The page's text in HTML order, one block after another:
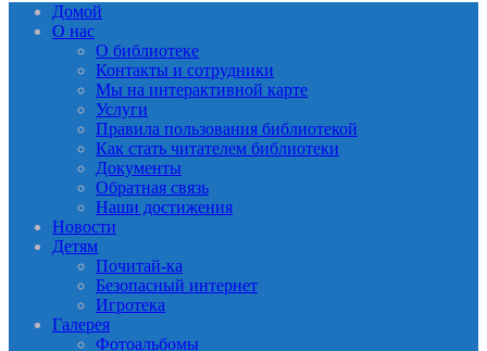
Домой
О нас
О библиотеке
Контакты и сотрудники
Мы на интерактивной карте
Услуги
Правила пользования библиотекой
Как стать читателем библиотеки
Документы
Обратная связь
Наши достижения
Новости
Детям
Почитай-ка
Безопасный интернет
Игротека
Галерея
Фотоальбомы